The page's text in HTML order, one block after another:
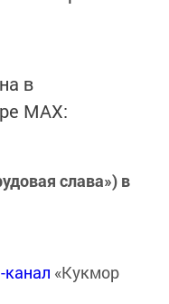
в
MАХ:
слава») в
канал «Кукмор